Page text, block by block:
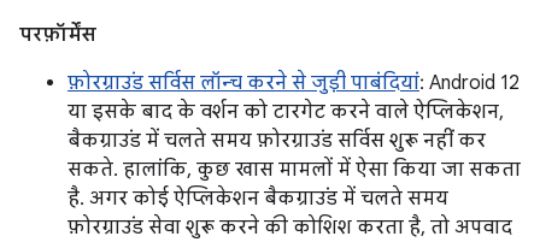
परफ़ॉर्मेंस
फ़ोरग्राउंड सर्विस लॉन्च करने से जुड़ी पाबंदियां: Android 12
या इसके बाद के वर्शन को टारगेट करने वाले ऐप्लिकेशन,
बैकग्राउंड में चलते समय फ़ोरग्राउंड सर्विस शुरू नहीं कर
सकते. हालांकि, कुछ खास मामलों में ऐसा किया जा सकता
है. अगर कोई ऐप्लिकेशन बैकग्राउंड में चलते समय
फ़ोरग्राउंड सेवा शुरू करने की कोशिश करता है, तो अपवाद